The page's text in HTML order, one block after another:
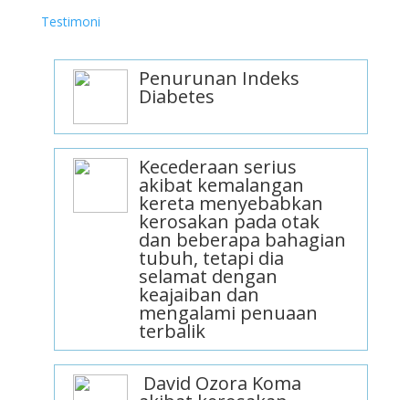
Testimoni
Penurunan Indeks
Diabetes
Kecederaan serius
akibat kemalangan
kereta menyebabkan
kerosakan pada otak
dan beberapa bahagian
tubuh, tetapi dia
selamat dengan
keajaiban dan
mengalami penuaan
terbalik
David Ozora Koma